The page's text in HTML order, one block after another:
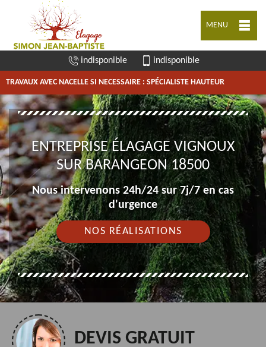
MENU
indisponible indisponible
TRAVAUX AVEC NACELLE SI NECESSAIRE : SPÉCIALISTE HAUTEUR
ENTREPRISE ÉLAGAGE VIGNOUX
SUR BARANGEON 18500
Nous intervenons 24h/24 sur 7j/7 en cas
d'urgence
NOS RÉALISATIONS
DEVIS GRATUIT